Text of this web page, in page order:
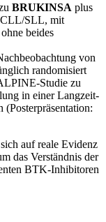
BRUKINSA plus
CLL/SLL, mit
beides
von
randomisiert
Studie zu
in einer Langzeit-
(Posterpräsentation:
auf reale Evidenz
das Verständnis der
BTK-Inhibitoren